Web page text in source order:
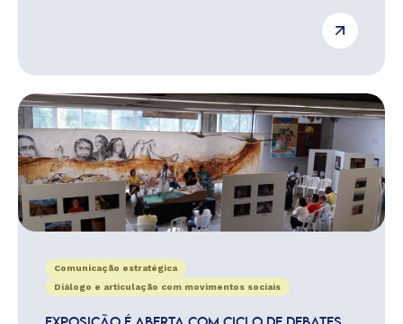
Comunicação estratégica
Diálogo e articulação com movimentos sociais